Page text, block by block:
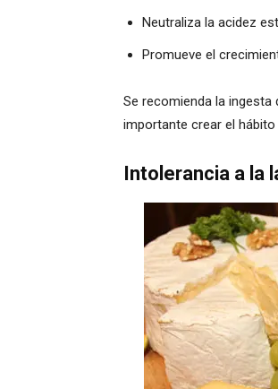
Neutraliza la acidez
Promueve el
Se recomienda la
importante crear el
Intolerancia a la